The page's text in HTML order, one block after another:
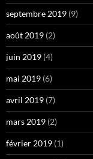
septembre 2019 (9)
août 2019 (2)
juin 2019 (4)
mai 2019 (6)
avril 2019 (7)
mars 2019 (2)
février 2019 (1)